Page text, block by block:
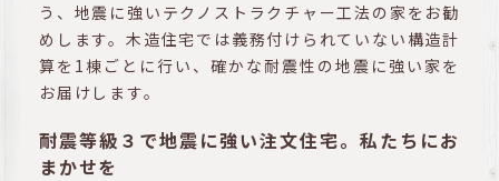
う、地震に強いテクノストラクチャー工法の家をお勧
めします。木造住宅では義務付けられていない構造計
算を1棟ごとに行い、確かな耐震性の地震に強い家を
お届けします。
耐震等級３で地震に強い注文住宅。私たちにお
まかせを